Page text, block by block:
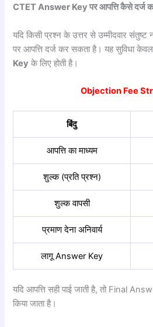
CTET Answer Keyपरआपत्तिकैसेदर्ज
यदि किसी प्रश्न के उत्तर से उम्मीदवार
पर आपत्ति दर्ज कर सकता है। यह सुविधा केवल
Key के लिए होती है।
Objection Fee
बिंदु
आपत्ति का माध्यम
शुल्क (प्रति प्रश्न)
शुल्क वापसी
प्रमाण देना अनिवार्य
लागू Answer Key
यदि आपत्ति सही पाई जाती है, तो Final
किया जाता है।